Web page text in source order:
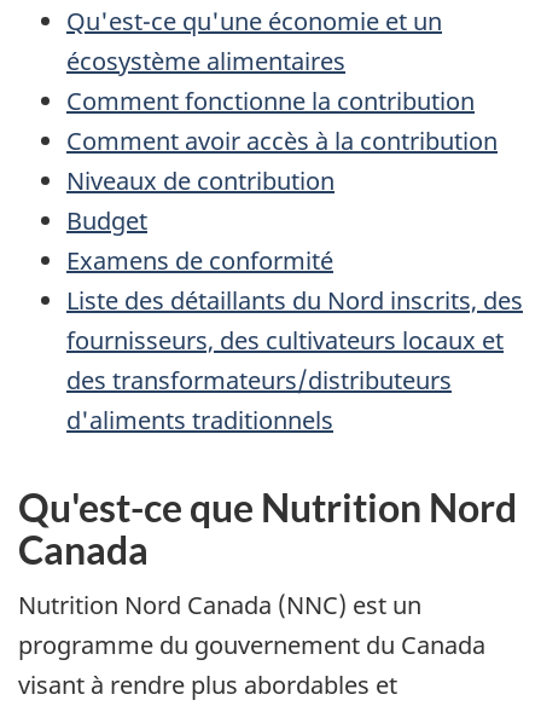
Qu'est-ce qu'une économie et un
écosystème alimentaires
Comment fonctionne la contribution
Comment avoir accès à la contribution
Niveaux de contribution
Budget
Examens de conformité
Liste des détaillants du Nord inscrits, des
fournisseurs, des cultivateurs locaux et
des transformateurs/distributeurs
d'aliments traditionnels
Qu'est-ce que Nutrition Nord
Canada
Nutrition Nord Canada (NNC) est un
programme du gouvernement du Canada
visant à rendre plus abordables et